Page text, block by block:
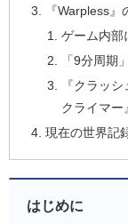
『Warpless』
ゲーム内部
「9分周期
『クラッ
クライマー
現在の世界記
はじめに